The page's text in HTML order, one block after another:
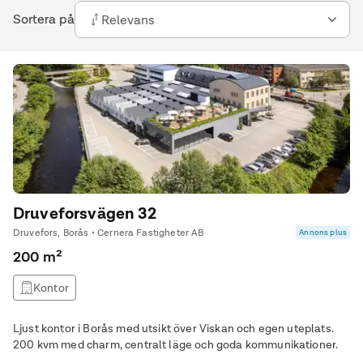
Sortera på
Relevans
Druveforsvägen 32
Druvefors, Borås • Cernera Fastigheter AB Annons plus
200 m²
Kontor
Ljust kontor i Borås med utsikt över Viskan och egen uteplats.
200 kvm med charm, centralt läge och goda kommunikationer.